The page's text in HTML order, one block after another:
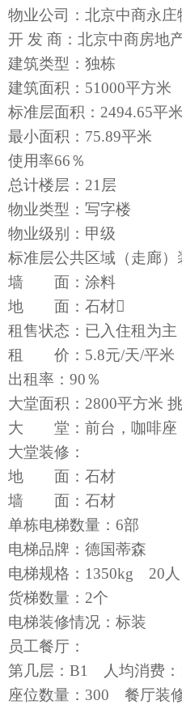
物业公司：北京中商永庄
开 发 商：北京中商房地
建筑类型：独栋
建筑面积：51000平方米
标准层面积：2494.65平米
最小面积：75.89平米
使用率66％
总计楼层：21层
物业类型：写字楼
物业级别：甲级
标准层公共区域（走廊）
墙 面：涂料
地 面：石材
租售状态：已入住租为主
租 价：5.8元/天/平米
出租率：90％
大堂面积：2800平方米
大 堂：前台，咖啡座
大堂装修：
地 面：石材
墙 面：石材
单栋电梯数量：6部
电梯品牌：德国蒂森
电梯规格：1350kg 20人
货梯数量：2个
电梯装修情况：标装
员工餐厅：
第几层：B1 人均消费：
座位数量：300 餐厅装